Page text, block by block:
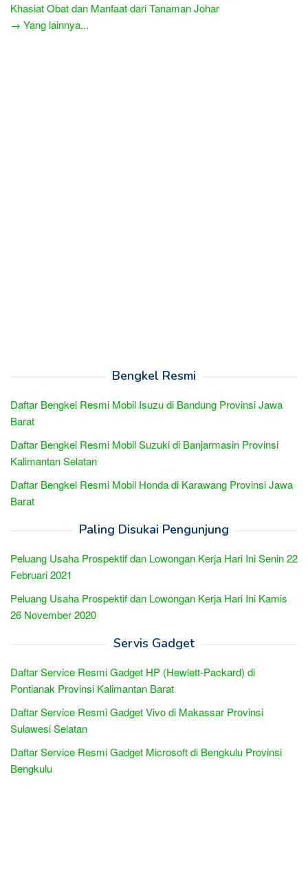
Khasiat Obat dan Manfaat dari Tanaman Johar
→ Yang lainnya...
Bengkel Resmi
Daftar Bengkel Resmi Mobil Isuzu di Bandung Provinsi Jawa
Barat
Daftar Bengkel Resmi Mobil Suzuki di Banjarmasin Provinsi
Kalimantan Selatan
Daftar Bengkel Resmi Mobil Honda di Karawang Provinsi Jawa
Barat
Paling Disukai Pengunjung
Peluang Usaha Prospektif dan Lowongan Kerja Hari Ini Senin 22
Februari 2021
Peluang Usaha Prospektif dan Lowongan Kerja Hari Ini Kamis
26 November 2020
Servis Gadget
Daftar Service Resmi Gadget HP (Hewlett-Packard) di
Pontianak Provinsi Kalimantan Barat
Daftar Service Resmi Gadget Vivo di Makassar Provinsi
Sulawesi Selatan
Daftar Service Resmi Gadget Microsoft di Bengkulu Provinsi
Bengkulu